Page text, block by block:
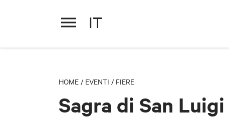
IT
HOME / EVENTI / FIERE
Sagra di San Luigi